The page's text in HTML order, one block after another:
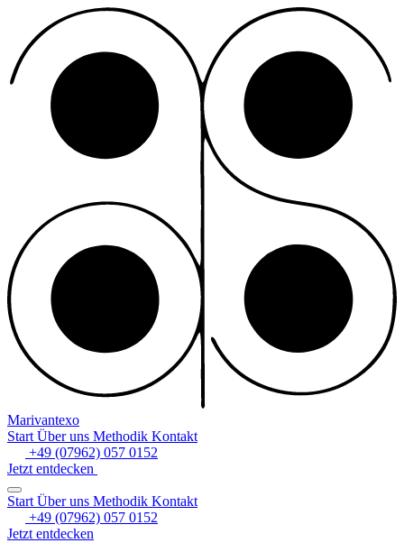
Marivantexo
Start Über uns Methodik Kontakt
+49 (07962) 057 0152
Jetzt entdecken
Start Über uns Methodik Kontakt
+49 (07962) 057 0152
Jetzt entdecken